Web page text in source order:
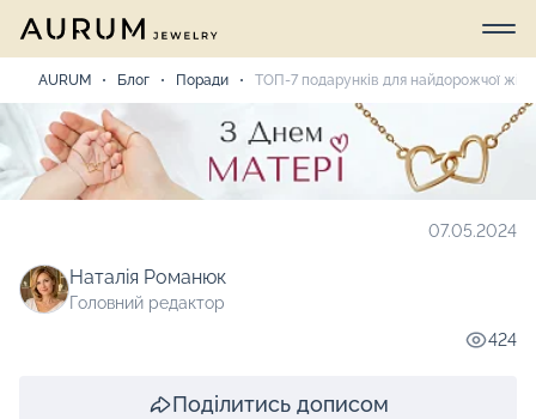
AURUM Блог Поради ТОП-7 подарунків для найдорожчої
07.05.2024
Наталія Романюк
Головний редактор
424
Поділитись дописом